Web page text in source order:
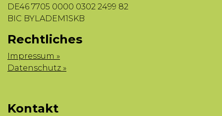
DE46 7705 0000 0302 2499 82
BIC BYLADEM1SKB
Rechtliches
Impressum »
Datenschutz »
Kontakt